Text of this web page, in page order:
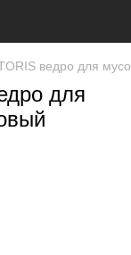
ведро для
для